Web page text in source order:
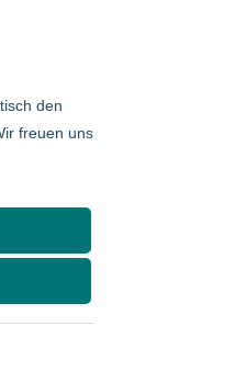
den
freuen uns